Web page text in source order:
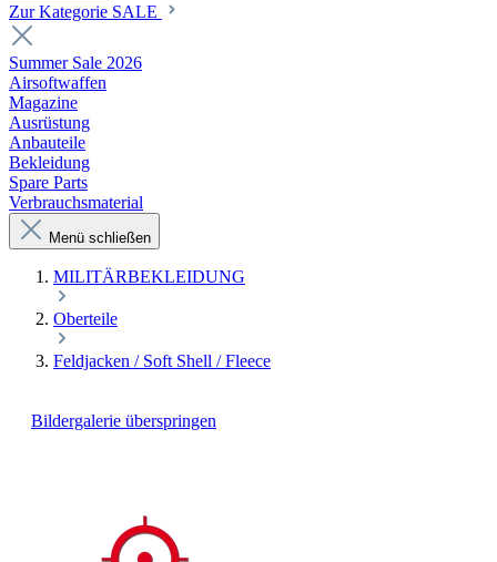
Zur Kategorie SALE
Summer Sale 2026
Airsoftwaffen
Magazine
Ausrüstung
Anbauteile
Bekleidung
Spare Parts
Verbrauchsmaterial
Menü schließen
MILITÄRBEKLEIDUNG
Oberteile
Feldjacken / Soft Shell / Fleece
Bildergalerie überspringen